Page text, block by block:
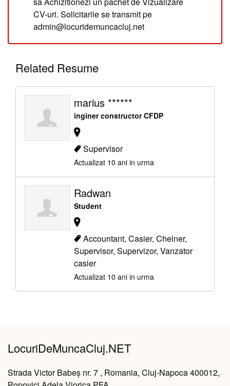
CV-uri. Solicitarile se transmit pe
admin@locuridemuncacluj.net
Related Resume
marius ******
inginer constructor CFDP
Supervisor
Actualizat 10 ani in urma
Radwan
Student
Accountant, Casier, Chelner,
Supervisor, Supervizor, Vanzator
casier
Actualizat 10 ani in urma
LocuriDeMuncaCluj.NET
Strada Victor Babeș nr. 7 , Romania, Cluj-Napoca 400012,